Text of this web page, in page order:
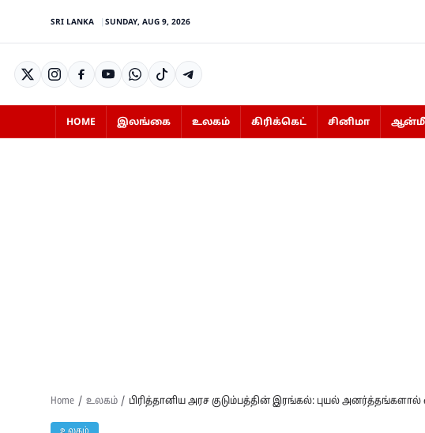
SRI LANKA SUNDAY, AUG 9, 2026
HOME இலங்கை உலகம் கிரிக்கெட் சினிமா
Home உலகம் பிரித்தானிய அரச குடும்பத்தின் இரங்கல்: புயல்